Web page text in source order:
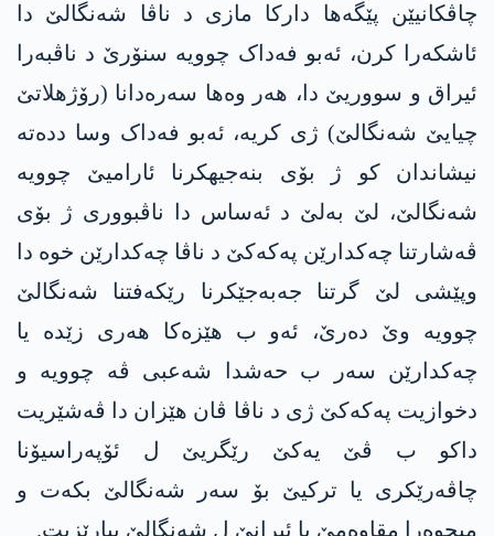
چاڤکانیێن پێگەها دارکا مازی د ناڤا شەنگالێ دا
ئاشکەرا کرن، ئەبو فەداک چوویە سنۆرێ د ناڤبەرا
ئیراق و سووریێ دا، هەر وەها سەرەدانا (رۆژهلاتێ
چیایێ شەنگالێ) ژی کریە، ئەبو فەداک وسا ددەتە
نیشاندان کو ژ بۆی بنەجیهکرنا ئارامیێ چوویە
شەنگالێ، لێ بەلێ د ئەساس دا ناڤبووری ژ بۆی
ڤەشارتنا چەکدارێن پەکەکێ د ناڤا چەکدارێن خوە دا
وپێشی لێ گرتنا جەبەجێکرنا رێکەفتنا شەنگالێ
چوویە وێ دەرێ، ئەو ب هێزەکا هەری زێدە یا
چەکدارێن سەر ب حەشدا شەعبی ڤە چوویە و
دخوازیت پەکەکێ ژی د ناڤا ڤان هێزان دا ڤەشێریت
داکو ب ڤێ یەکێ رێگریێ ل ئۆپەراسیۆنا
چاڤەرێکری یا ترکیێ بۆ سەر شەنگالێ بکەت و
میحوەرا مقاوەمێ یا ئیرانێ ل شەنگالێ بپارێزیت.